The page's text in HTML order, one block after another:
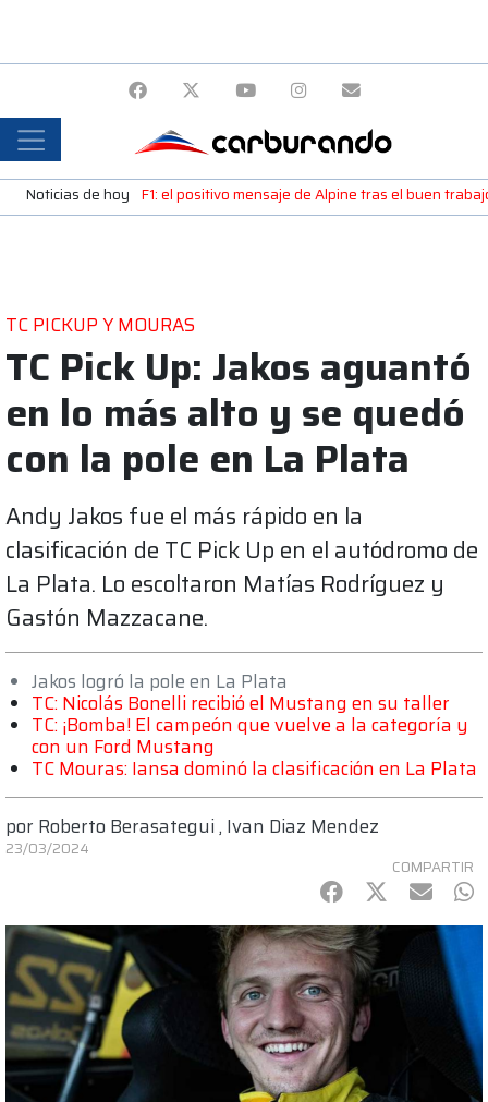
Noticias de hoy F1: el positivo mensaje de Alpine tras el buen
TC PICKUP Y MOURAS
TC Pick Up: Jakos aguantó
en lo más alto y se quedó
con la pole en La Plata
Andy Jakos fue el más rápido en la
clasificación de TC Pick Up en el autódromo de
La Plata. Lo escoltaron Matías Rodríguez y
Gastón Mazzacane.
Jakos logró la pole en La Plata
TC: Nicolás Bonelli recibió el Mustang en su taller
TC: ¡Bomba! El campeón que vuelve a la categoría y
con un Ford Mustang
TC Mouras: Iansa dominó la clasificación en La Plata
por Roberto Berasategui, Ivan Diaz Mendez
23/03/2024
COMPARTIR
Facebook
Twitter
mail